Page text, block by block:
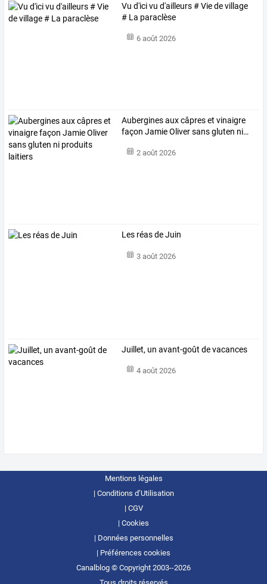
Vu d'ici vu d'ailleurs # Vie de village
# La paraclèse
6 août 2026
Auberginesauxcâpreset vinaigre
façon JamieOliversansgluten ni…
2 août 2026
Les réas de Juin
3 août 2026
Juillet, un avant-goût de vacances
4 août 2026
Mentions légales
Conditions d’Utilisation
CGV
Cookies
Données personnelles
Préférences cookies
Canalblog © Copyright 2003--2026